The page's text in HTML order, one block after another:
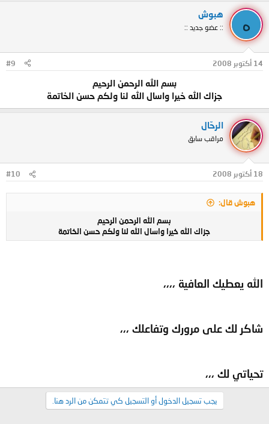
ه
هبوش
:: عضو جديد ::
14 أكتوبر 2008 #9
بسم الله الرحمن الرحيم​
جزاك الله خيرا واسال الله لنا ولكم حسن الخاتمة​
الرحّال
مراقب سابق
18 أكتوبر 2008 #10
هبوش قال:
بسم الله الرحمن الرحيم​
جزاك الله خيرا واسال الله لنا ولكم حسن الخاتمة​
الله يعطيك العافية ،،،،
شاكر لك على مرورك وتفاعلك ،،،
تحياتي لك ،،،
يجب تسجيل الدخول أو التسجيل كي تتمكن من الرد هنا.